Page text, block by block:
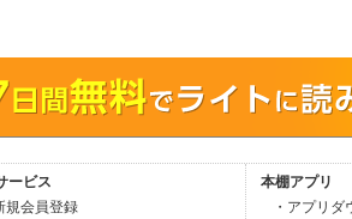
ービス
規会員登録
本棚アプリ
・アプリダ